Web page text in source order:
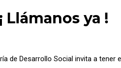
Llámanos ya !
de Desarrollo Social invita a